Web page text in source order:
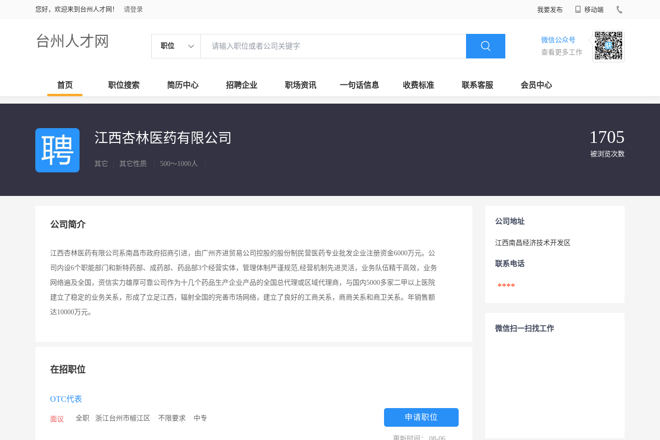
您好，欢迎来到台州人才网！ 请登录 我要发布 移动端
台州人才网 职位
微信公众号
查看更多工作
首页 职位搜索 简历中心 招聘企业 职场资讯 一句话信息 收费标准 联系客服 会员中心
江西杏林医药有限公司
其它 其它性质 500～1000人
1705
被浏览次数
公司简介
江西杏林医药有限公司系南昌市政府招商引进，由广州齐进贸易公司控股的股份制民营医药专业批发企业注册资金6000万元。公
司内设6个职能部门和新特药部、成药部、药品部3个经营实体，管理体制严谨规范,经营机制先进灵活，业务队伍精干高效，业务
网络遍及全国，资信实力雄厚可靠公司作为十几个药品生产企业产品的全国总代理或区域代理商，与国内5000多家二甲以上医院
建立了稳定的业务关系，形成了立足江西，辐射全国的完善市场网络，建立了良好的工商关系，商商关系和商卫关系。年销售额
达10000万元。
在招职位
OTC代表
面议 全职 浙江台州市椒江区 不限要求 中专 申请职位
公司地址
江西南昌经济技术开发区
联系电话
****
微信扫一扫找工作